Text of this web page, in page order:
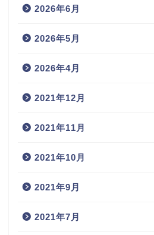
2026年6月
2026年5月
2026年4月
2021年12月
2021年11月
2021年10月
2021年9月
2021年7月